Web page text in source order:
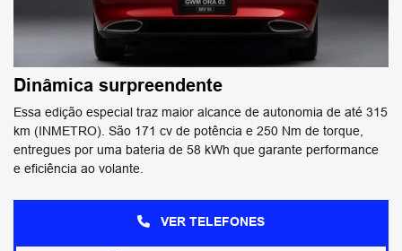
Dinâmica surpreendente
Essa edição especial traz maior alcance de autonomia de até 315
km (INMETRO). São 171 cv de potência e 250 Nm de torque,
entregues por uma bateria de 58 kWh que garante performance
e eficiência ao volante.
VER TELEFONES